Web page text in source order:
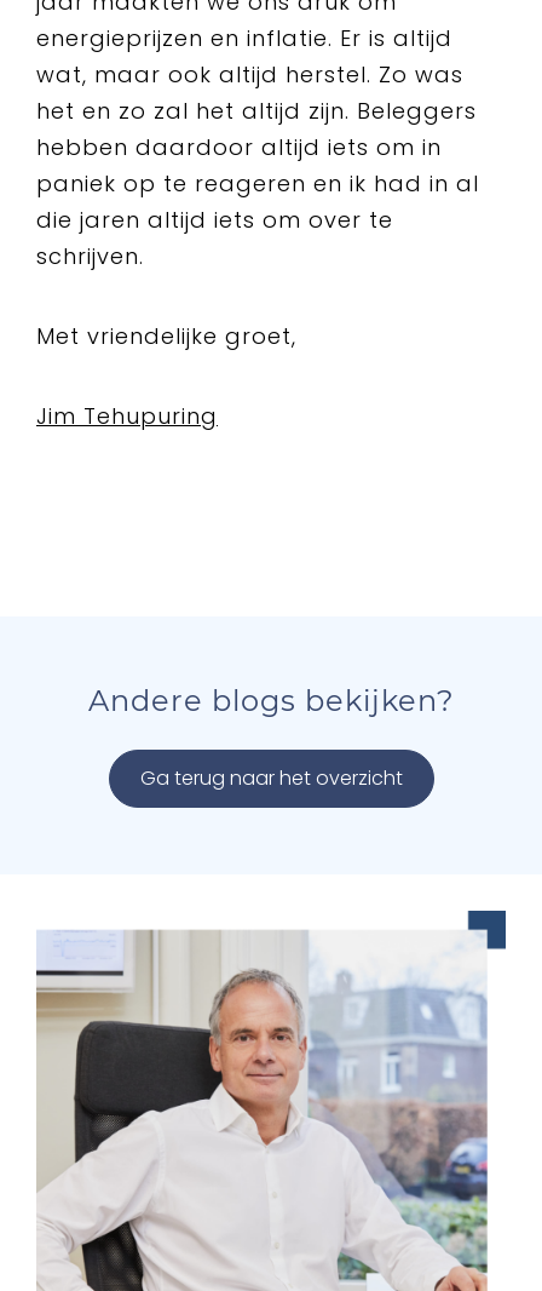
energieprijzen en inflatie. Er is altijd
wat, maar ook altijd herstel. Zo was
het en zo zal het altijd zijn. Beleggers
hebben daardoor altijd iets om in
paniek op te reageren en ik had in al
die jaren altijd iets om over te
schrijven.
Met vriendelijke groet,
Jim Tehupuring
Andere blogs bekijken?
Ga terug naar het overzicht